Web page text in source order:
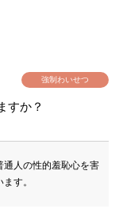
強制わいせつ
すか？
通人の性的羞恥心を害
す。